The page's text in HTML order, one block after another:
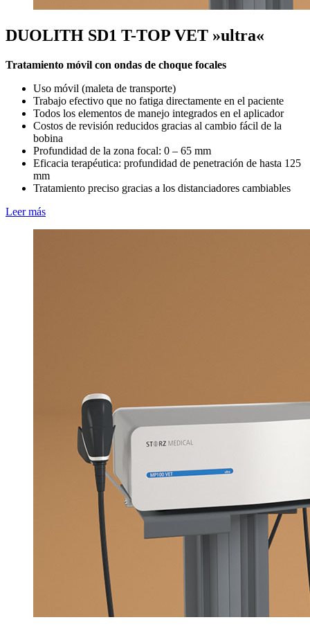
DUOLITH SD1 T-TOP VET »ultra«
Tratamiento móvil con ondas de choque focales
Uso móvil (maleta de transporte)
Trabajo efectivo que no fatiga directamente en el paciente
Todos los elementos de manejo integrados en el aplicador
Costos de revisión reducidos gracias al cambio fácil de la
bobina
Profundidad de la zona focal: 0 – 65 mm
Eficacia terapéutica: profundidad de penetración de hasta 125
mm
Tratamiento preciso gracias a los distanciadores cambiables
Leer más